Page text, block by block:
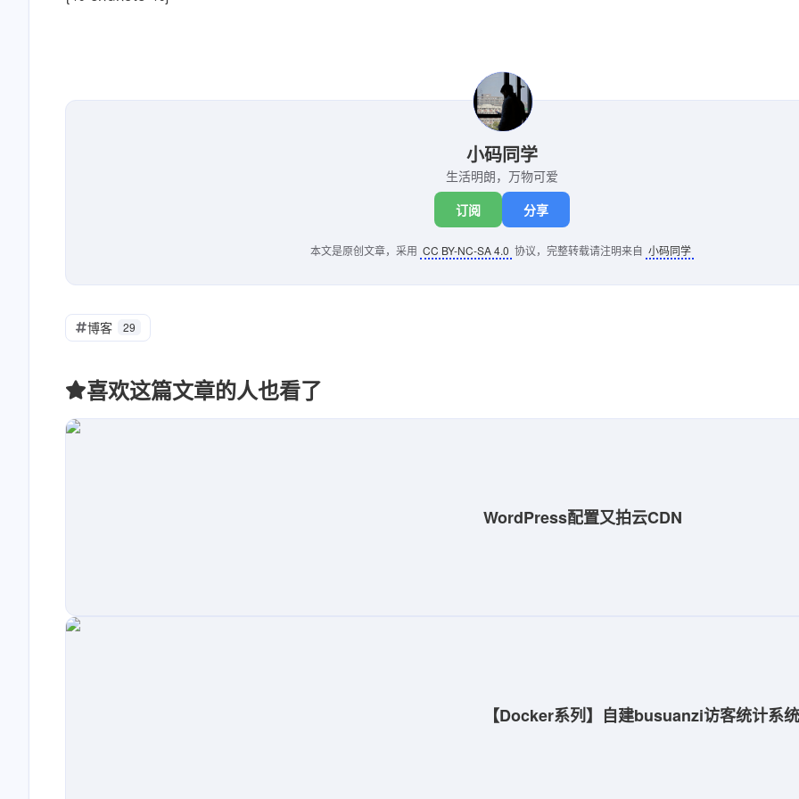
小码同学
生活明朗，万物可爱
订阅 分享
本文是原创文章，采用 CC BY-NC-SA 4.0 协议，完整转载请注明来自 小码同学
博客 29
喜欢这篇文章的人也看了
WordPress配置又拍云CDN
【Docker系列】自建busuanzi访客统计系